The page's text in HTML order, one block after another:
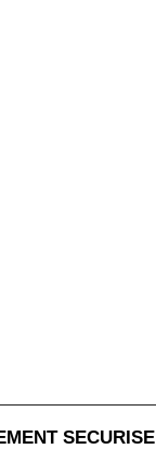
SECURISE